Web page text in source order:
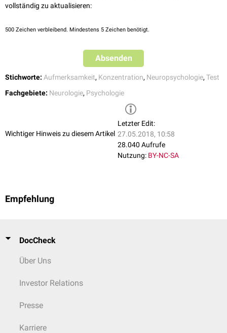
vollständig zu aktualisieren:
500 Zeichen verbleibend. Mindestens 5 Zeichen benötigt.
Absenden
Stichworte: Aufmerksamkeit, Konzentration, Neuropsychologie, Test
Fachgebiete: Neurologie, Psychologie
Wichtiger Hinweis zu diesem Artikel
Letzter Edit:
27.05.2018, 10:58
28.040 Aufrufe
Nutzung: BY-NC-SA
Empfehlung
DocCheck
Über Uns
Investor Relations
Presse
Karriere